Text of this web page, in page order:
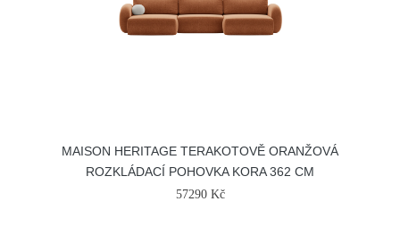
MAISON HERITAGE TERAKOTOVĚ ORANŽOVÁ
ROZKLÁDACÍ POHOVKA KORA 362 CM
57290 Kč